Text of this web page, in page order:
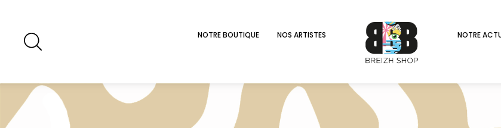
NOTRE BOUTIQUE NOS ARTISTES NOTRE